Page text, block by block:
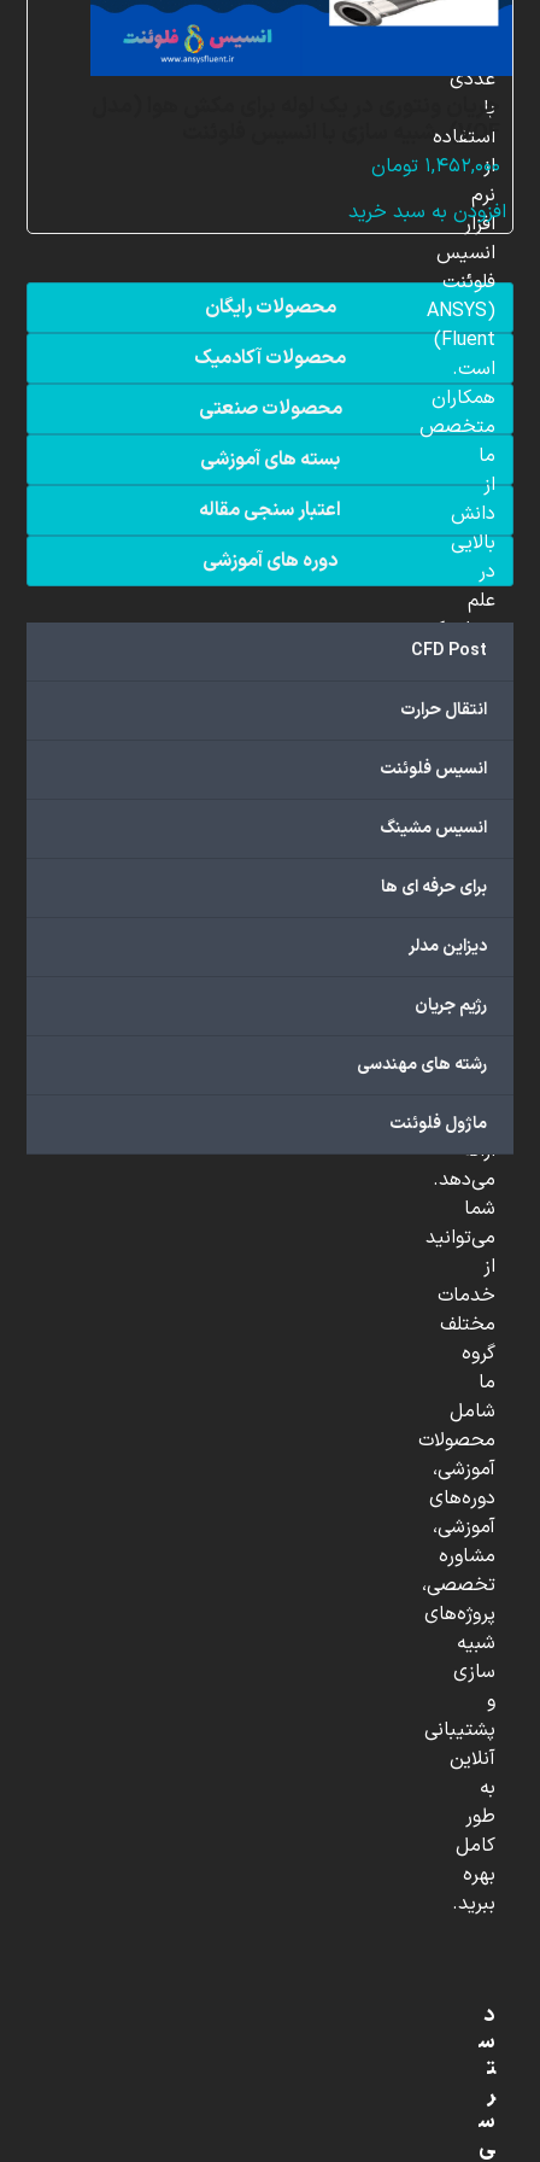
جریان ونتوری در یک لوله برای مکش هوا (مدل
VOF)، شبیه سازی با انسیس فلوئنت
۱,۴۵۲,۰۰۰ تومان
افزودن به سبد خرید
محصولات رایگان
محصولات آکادمیک
محصولات صنعتی
بسته های آموزشی
اعتبار سنجی مقاله
دوره های آموزشی
CFD Post
انتقال حرارت
انسیس فلوئنت
انسیس مشینگ
برای حرفه ای ها
دیزاین مدلر
رژیم جریان
رشته های مهندسی
ماژول فلوئنت
شبیه
عددی
با
استفاده
از
نرم
افزار
انسیس
فلوئنت
(ANSYS
Fluent)
است.
همکاران
متخصص
ما
از
دانش
بالایی
در
علم
دینامیک
سیالات
(CFD)
هستند.
ما
گسترده‌ای
با
دانشگاهی،
صنعتی
...
ارائه
می‌دهد.
شما
می‌توانید
از
خدمات
مختلف
گروه
ما
شامل
محصولات
آموزشی،
دوره‌های
آموزشی،
مشاوره
تخصصی،
پروژه‌های
شبیه
سازی
و
پشتیبانی
آنلاین
به
طور
کامل
بهره
ببرید.
د
س
ت
ر
س
ی